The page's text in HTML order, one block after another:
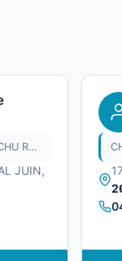
HOPITAL ROBERT DEBRE CHU REIMS
JUIN,